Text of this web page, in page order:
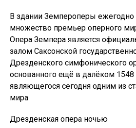
В здании Земпероперы ежегодно
множество премьер оперного
Опера Земпера является
залом Саксонской
Дрезденского симфонического
основанного ещё в далёком 1548
являющегося сегодня одним из
мира
Дрезденская опера ночью